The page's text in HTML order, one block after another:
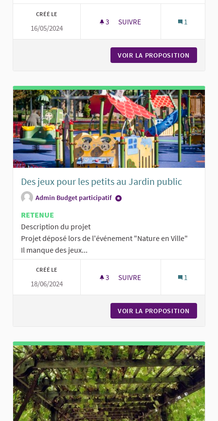
CRÉÉ LE
16/05/2024
3 3 ABONNÉS
SUIVRE 1
VOIR LA PROPOSITION
Des jeux pour les petits au Jardin public
Admin Budget participatif
RETENUE
Description du projet
Projet déposé lors de l'événement "Nature en Ville"
Il manque des jeux...
CRÉÉ LE
18/06/2024
3 3 ABONNÉS
SUIVRE 1
VOIR LA PROPOSITION